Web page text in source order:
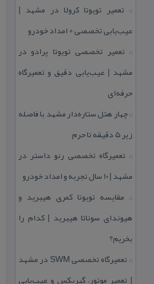
:: تعمیر تویوتا كرولا در مشهد |
عیب‌یابی تخصصی + امداد خودرو
:: تعمیر تخصصی تویوتا پرادو در
مشهد | عیب‌یابی دقیق و تعمیرگاه
حرفه‌ای
::چهار هتل‌ ستاره‌دار مشهد با فاصله
زیر 5 دقیقه تا حرم
:: تعمیرگاه تخصصی رنو داستر در
مشهد | ۱۰ سال تجربه و امداد خودرو
:: مقایسه تویوتا كمری هیبرید و
هیوندای سوناتا هیبرید | كدام را
بخریم؟
::
تعمیرگاه تخصصی SWM در مشهد
| تعمیر موتور، گیربكس و عیب‌یابی